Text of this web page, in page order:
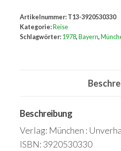
München
Menge
Artikelnummer: T13-3920530330
Kategorie: Reise
Schlagwörter: 1978, Bayern,
Beschreibung
Verlag: München :
ISBN: 3920530330